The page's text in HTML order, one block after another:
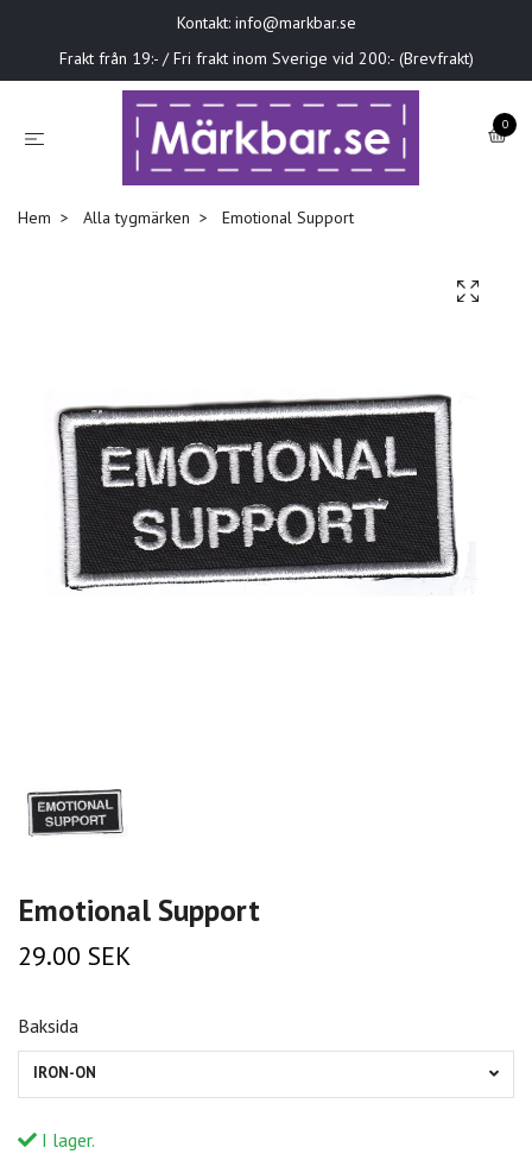
Kontakt: info@markbar.se
Frakt från 19:- / Fri frakt inom Sverige vid 200:- (Brevfrakt)
0
Hem Alla tygmärken Emotional Support
Emotional Support
29.00 SEK
Baksida
IRON-ON
I lager.